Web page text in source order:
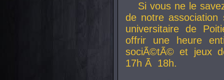
Si vous ne le
de notre
universitaire de
offrir une heure
sociÃ©tÃ© et jeux
17h Ã 18h.